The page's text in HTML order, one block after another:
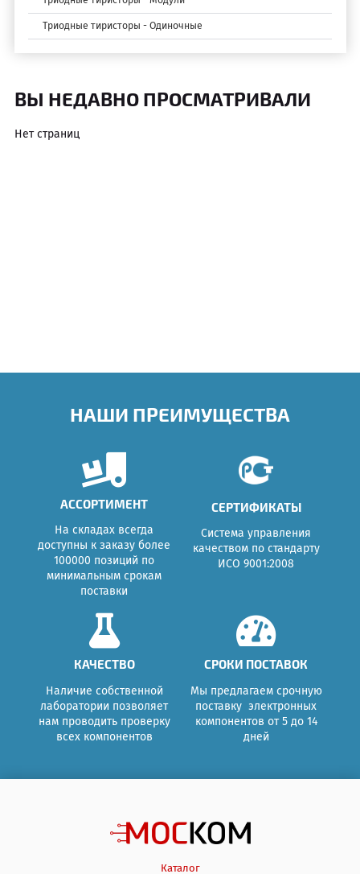
ВЫ НЕДАВНО ПРОСМАТРИВАЛИ
Нет страниц
Триодные тиристоры - Одиночные
НАШИ ПРЕИМУЩЕСТВА
АССОРТИМЕНТ
На складах всегда
доступны к заказу более
100000 позиций по
минимальным срокам
поставки
СЕРТИФИКАТЫ
Система управления
качеством по стандарту
ИСО 9001:2008
КАЧЕСТВО
Наличие собственной
лаборатории позволяет
нам проводить проверку
всех компонентов
СРОКИ ПОСТАВОК
Мы предлагаем срочную
поставку электронных
компонентов от 5 до 14
дней
Каталог